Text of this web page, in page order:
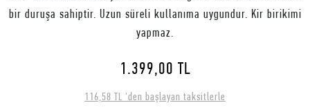
bir duruşa sahiptir. Uzun süreli kullanıma uygundur. Kir birikimi
yapmaz.
1.399,00 TL
116,58 TL 'den başlayan taksitlerle